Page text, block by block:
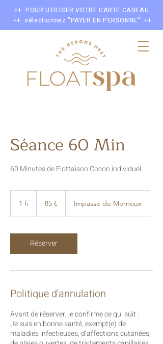
++ POUR UTILISER VOTRE CARTE CADEAU
++ sélectionnez "PAYER EN PERSONNE" ++
Séance 60 Min
60 Minutes de Flottaison Cocon individuel
1 h 85 € Impasse de Mornoux
Réserver
Politique d'annulation
Avant de réserver, je confirme ce qui suit :
Je suis en bonne santé, exempt(e) de
maladies infectieuses, d’affections cutanées,